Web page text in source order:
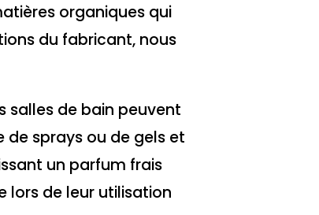
organiques qui
du fabricant, nous
salles de bain peuvent
sprays ou de gels et
un parfum frais
lors de leur utilisation